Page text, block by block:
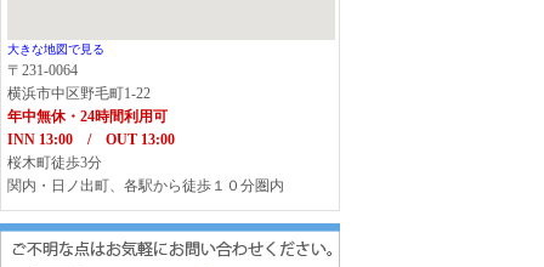
大きな地図で見る
〒231-0064
横浜市中区野毛町1-22
年中無休・24時間利用可
INN 13:00 / OUT 13:00
桜木町徒歩3分
関内・日ノ出町、各駅から徒歩１０分圏内